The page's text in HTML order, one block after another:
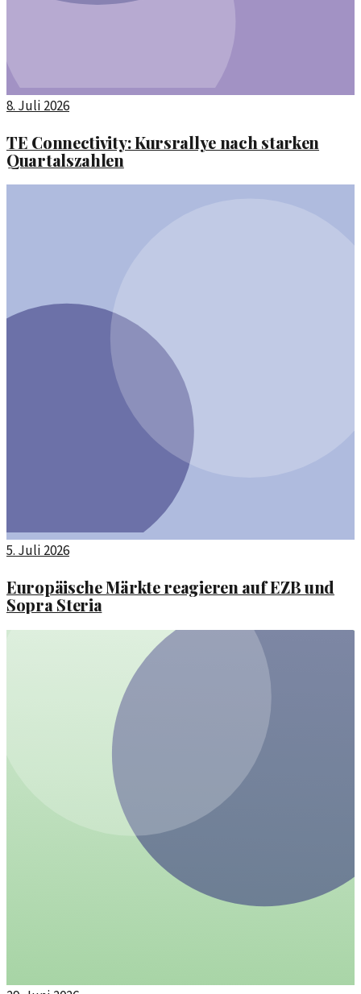
8. Juli 2026
TE Connectivity: Kursrallye nach starken
Quartalszahlen
5. Juli 2026
Europäische Märkte reagieren auf EZB und
Sopra Steria